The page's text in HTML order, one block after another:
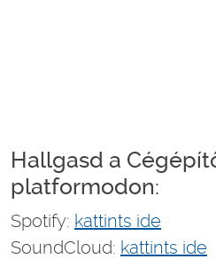
Hallgasd a
platformodon:
Spotify: kattints ide
SoundCloud: kattints ide